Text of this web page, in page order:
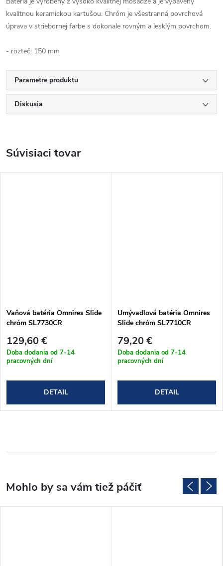
kvalitnou keramickou kartušou. Chróm je všestranná povrchová
úprava v striebornej farbe s dokonale rovným a lesklým povrchom.
- rozteč: 150 mm
Parametre produktu
Diskusia
Súvisiaci tovar
Vaňová batéria Omnires Slide
chróm SL7730CR
129,60 €
Doba dodania od 7-14
pracovných dní
DETAIL
Umývadlová batéria Omnires
Slide chróm SL7710CR
79,20 €
Doba dodania od 7-14
pracovných dní
DETAIL